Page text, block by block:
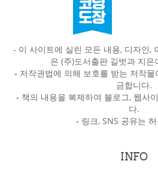
- 이 사이트에 실린 모든 내용, 디자인,
은 (주)도서출판 길벗과 지은
- 저작권법에 의해 보호를 받는 저작
금합니다.
- 책의 내용을 복제하여 블로그, 웹사
다.
- 링크, SNS 공유는
INFO